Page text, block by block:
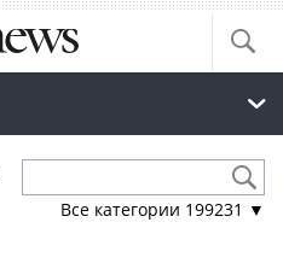
Все категории 199231 ▼